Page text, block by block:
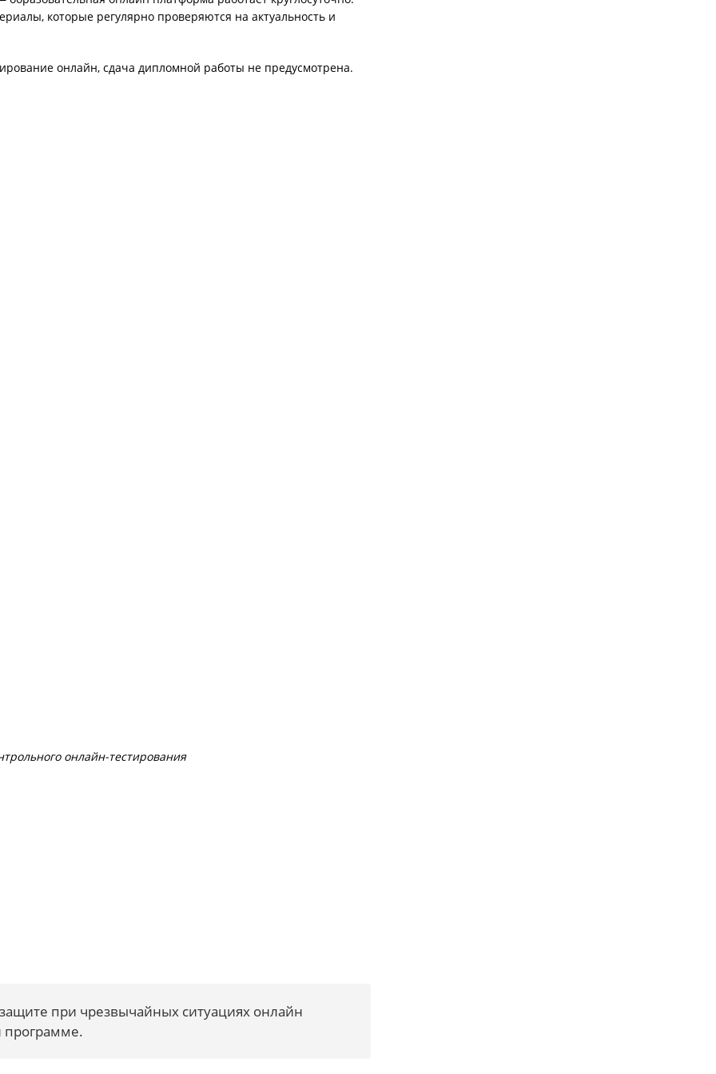
которые регулярно проверяются на актуальность и
онлайн, сдача дипломной работы не предусмотрена.
онлайн-тестирования
при чрезвычайных ситуациях онлайн
программе.